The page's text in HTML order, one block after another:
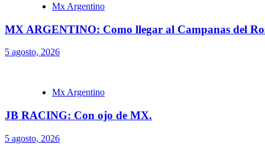
Mx Argentino
MX ARGENTINO: Como llegar al Campanas del
5 agosto, 2026
Mx Argentino
JB RACING: Con ojo de MX.
5 agosto, 2026